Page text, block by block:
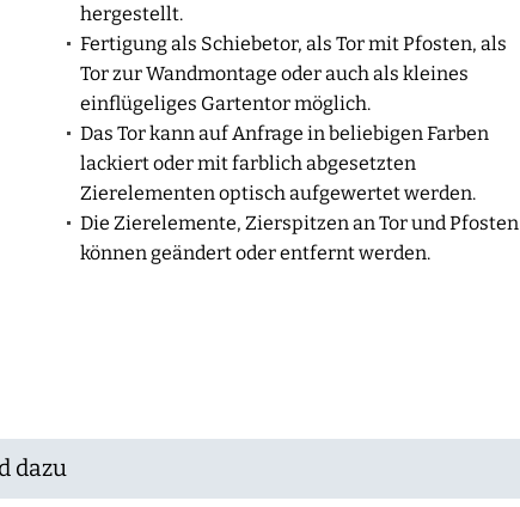
hergestellt.
Fertigung als Schiebetor, als Tor mit Pfosten, als
Tor zur Wandmontage oder auch als kleines
einflügeliges Gartentor möglich.
Das Tor kann auf Anfrage in beliebigen Farben
lackiert oder mit farblich abgesetzten
Zierelementen optisch aufgewertet werden.
Die Zierelemente, Zierspitzen an Tor und Pfosten
können geändert oder entfernt werden.
dazu